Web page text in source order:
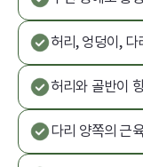
허리, 엉덩이,
허리와 골반이
다리 양쪽의 근